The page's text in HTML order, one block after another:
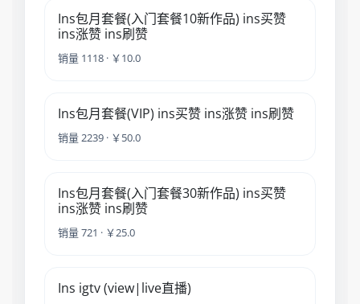
Ins包月套餐(入门套餐10新作品) ins买赞
ins涨赞 ins刷赞
销量 1118 · ￥10.0
Ins包月套餐(VIP) ins买赞 ins涨赞 ins刷赞
销量 2239 · ￥50.0
Ins包月套餐(入门套餐30新作品) ins买赞
ins涨赞 ins刷赞
销量 721 · ￥25.0
Ins igtv (view|live直播)